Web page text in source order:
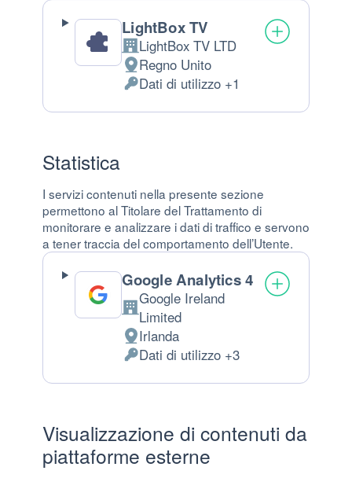
LightBox TV
Azienda:
LightBox TV LTD
Luogo del trattamento:
Regno Unito
Dati Personali trattati:
Dati di utilizzo +1
Statistica
I servizi contenuti nella presente sezione
permettono al Titolare del Trattamento di
monitorare e analizzare i dati di traffico e servono
a tener traccia del comportamento dell’Utente.
Google Analytics 4
Azienda:
Google Ireland
Limited
Luogo del trattamento:
Irlanda
Dati Personali trattati:
Dati di utilizzo +3
Visualizzazione di contenuti da
piattaforme esterne